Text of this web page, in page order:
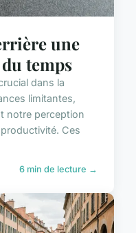
une
temps
dans la
limitantes,
notre perception
Ces
6 min de lecture →